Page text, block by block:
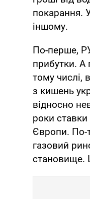
покарання.
іншому.
По-перше,
прибутки. А
тому числі,
з кишень
відносно
роки ставки
Європи. По-
газовий
становище.